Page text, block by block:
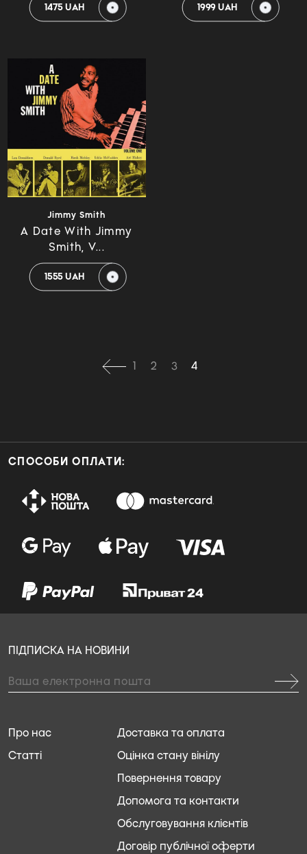
1475 UAH 1999 UAH
Jimmy Smith
A Date With Jimmy
Smith, V...
1555 UAH
1 2 3 4
СПОСОБИ ОПЛАТИ:
Доставка та оплата
Оцінка стану вінілу
Повернення товару
Допомога та контакти
Обслуговування клієнтів
Договір публічної оферти
Про нас
Статті
ПІДПИСКА НА НОВИНИ